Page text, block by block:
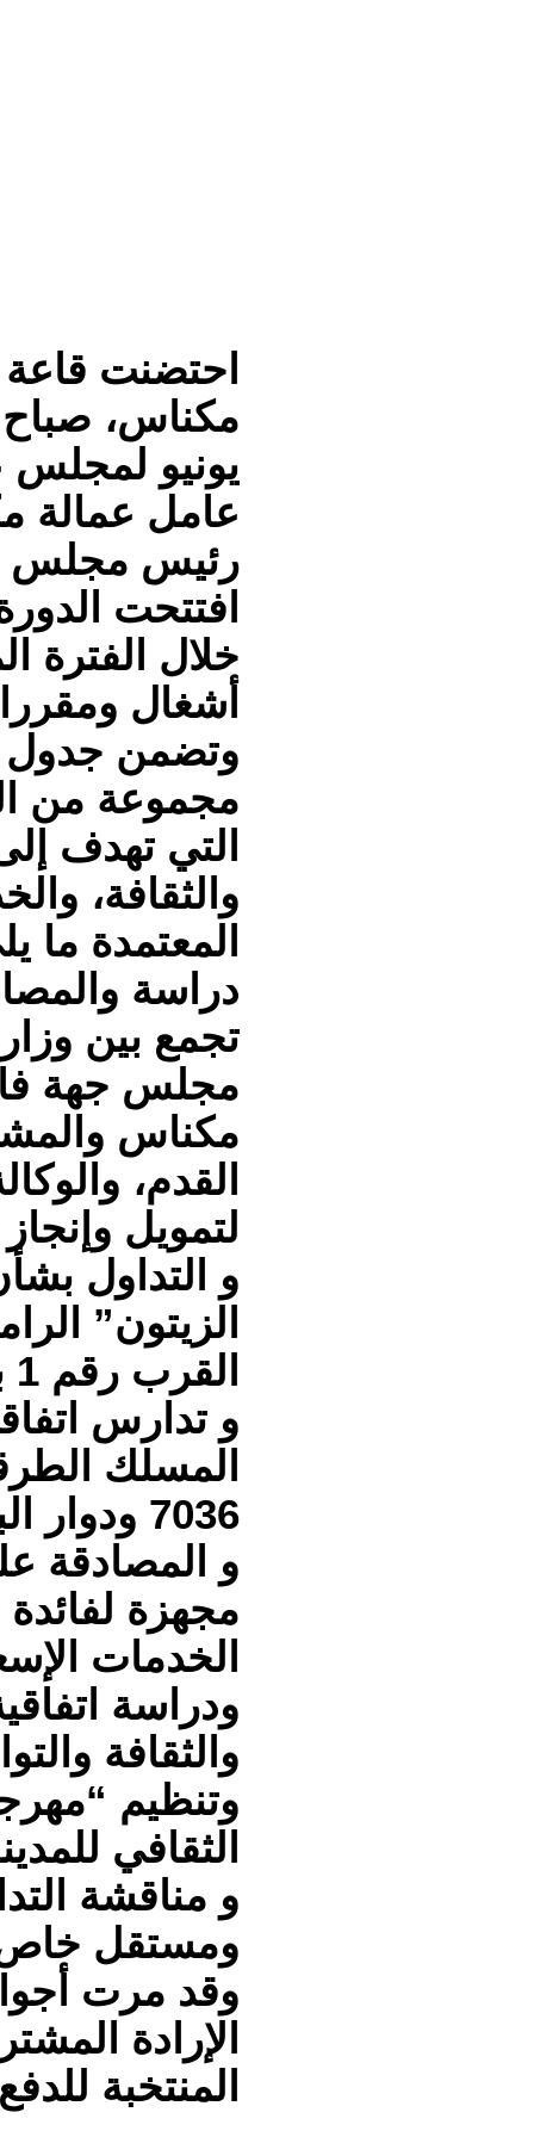
احتضنت قاعة
مكناس، صباح
يونيو لمجلس
عامل عمالة
رئيس مجلس
افتتحت
خلال الفترة
أشغال
وتضمن جدول
مجموعة من
التي تهدف
والثقافة،
المعتمدة ما
دراسة
تجمع بين
مجلس جهة
مكناس
القدم،
لتمويل
و التداول
الزيتون”
القرب رقم 1 بحي مرجان 2.
و تدارس
المسلك
7036 ودوار الباعيش الخلوة.
و المصادقة
مجهزة
الخدمات
ودراسة
والثقافة
وتنظيم
الثقافي
و مناقشة
ومستقل
وقد مرت
الإرادة
المنتخبة